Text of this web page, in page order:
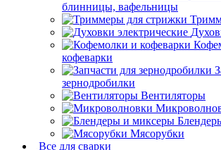
блинницы, вафельницы
кофеварки
зернодробилки
Вентиляторы
Мясорубки
Все для сварки